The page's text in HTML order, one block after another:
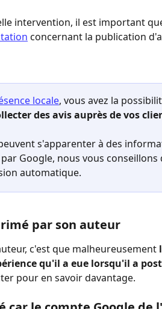
intervention, il est important
concernant la publication
locale, vous avez la
des avis auprès de vos
s'apparenter à des
Google, nous vous
automatique.
par son auteur
c'est que malheureusement
qu'il a eue lorsqu'il a
pour en savoir davantage.